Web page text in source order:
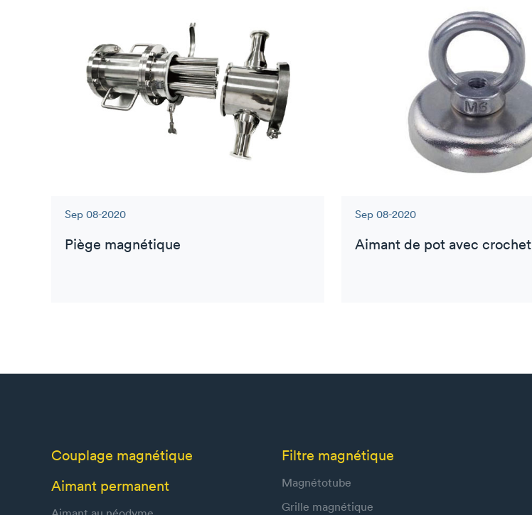
Sep 08-2020
Piège magnétique
Sep 08-2020
Aimant de pot avec crochet
Couplage magnétique
Aimant permanent
Filtre magnétique
Magnétotube
Grille magnétique